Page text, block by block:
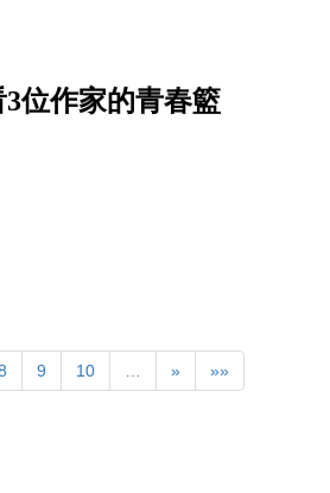
位作家的青春籃
9 10 … » »»